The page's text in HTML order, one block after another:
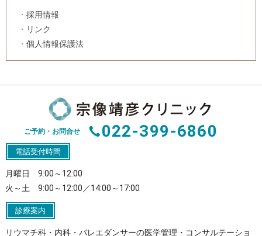
採用情報
リンク
個人情報保護法
ご予約・お問合せ 022-399-6860
電話受付時間
月曜日 9:00～12:00
火～土 9:00～12:00／14:00～17:00
診療案内
リウマチ科・内科・バレエダンサーの医学管理・コンサルテーショ